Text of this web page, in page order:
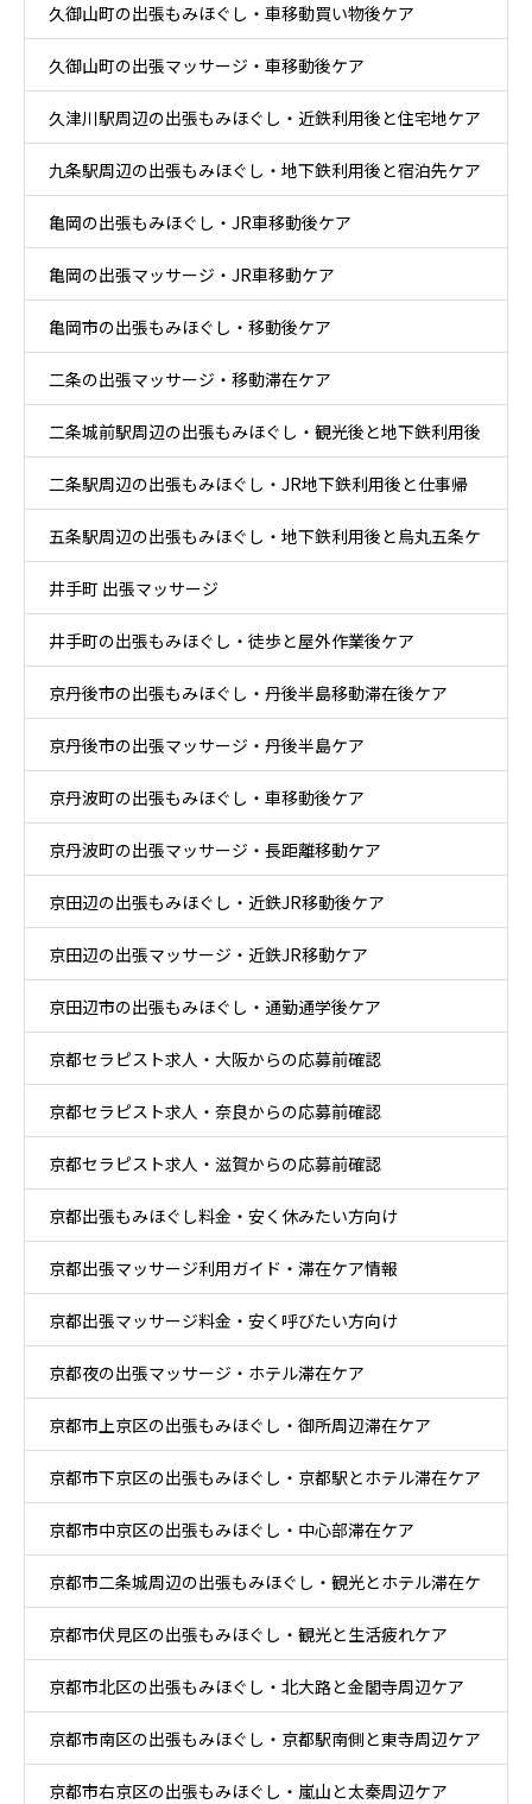
動ケア
久御山町の出張もみほぐし・車移動買い物後ケア
久御山町の出張マッサージ・車移動後ケア
久津川駅周辺の出張もみほぐし・近鉄利用後と住宅地ケア
九条駅周辺の出張もみほぐし・地下鉄利用後と宿泊先ケア
亀岡の出張もみほぐし・JR車移動後ケア
亀岡の出張マッサージ・JR車移動ケア
亀岡市の出張もみほぐし・移動後ケア
二条の出張マッサージ・移動滞在ケア
二条城前駅周辺の出張もみほぐし・観光後と地下鉄利用後
ケア
二条駅周辺の出張もみほぐし・JR地下鉄利用後と仕事帰
りケア
五条駅周辺の出張もみほぐし・地下鉄利用後と烏丸五条ケ
ア
井手町 出張マッサージ
井手町の出張もみほぐし・徒歩と屋外作業後ケア
京丹後市の出張もみほぐし・丹後半島移動滞在後ケア
京丹後市の出張マッサージ・丹後半島ケア
京丹波町の出張もみほぐし・車移動後ケア
京丹波町の出張マッサージ・長距離移動ケア
京田辺の出張もみほぐし・近鉄JR移動後ケア
京田辺の出張マッサージ・近鉄JR移動ケア
京田辺市の出張もみほぐし・通勤通学後ケア
京都セラピスト求人・大阪からの応募前確認
京都セラピスト求人・奈良からの応募前確認
京都セラピスト求人・滋賀からの応募前確認
京都出張もみほぐし料金・安く休みたい方向け
京都出張マッサージ利用ガイド・滞在ケア情報
京都出張マッサージ料金・安く呼びたい方向け
京都夜の出張マッサージ・ホテル滞在ケア
京都市上京区の出張もみほぐし・御所周辺滞在ケア
京都市下京区の出張もみほぐし・京都駅とホテル滞在ケア
京都市中京区の出張もみほぐし・中心部滞在ケア
京都市二条城周辺の出張もみほぐし・観光とホテル滞在ケ
ア
京都市伏見区の出張もみほぐし・観光と生活疲れケア
京都市北区の出張もみほぐし・北大路と金閣寺周辺ケア
京都市南区の出張もみほぐし・京都駅南側と東寺周辺ケア
京都市右京区の出張もみほぐし・嵐山と太秦周辺ケア